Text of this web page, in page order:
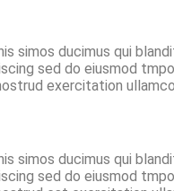
simos ducimus qui
sed do eiusmod
exercitation
simos ducimus qui
sed do eiusmod